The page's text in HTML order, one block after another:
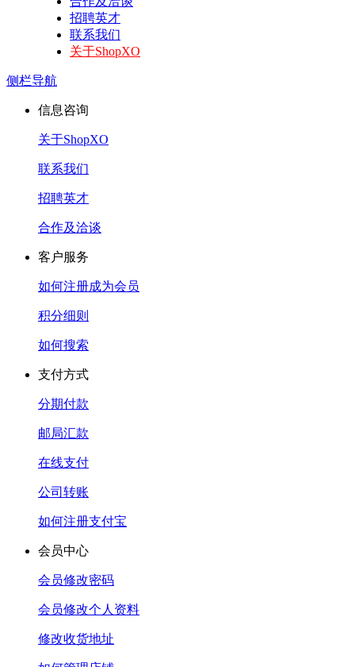
招聘英才
联系我们
关于ShopXO
侧栏导航
信息咨询
关于ShopXO
联系我们
招聘英才
合作及洽谈
客户服务
如何注册成为会员
积分细则
如何搜索
支付方式
分期付款
邮局汇款
在线支付
公司转账
如何注册支付宝
会员中心
会员修改密码
会员修改个人资料
修改收货地址